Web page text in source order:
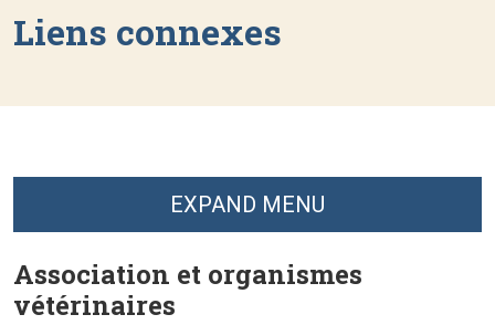
Liens connexes
Association et organismes
vétérinaires
EXPAND MENU